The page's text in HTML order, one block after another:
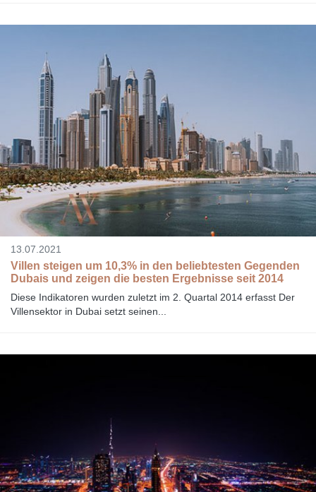
13.07.2021
Villen steigen um 10,3% in den beliebtesten Gegenden
Dubais und zeigen die besten Ergebnisse seit 2014
Diese Indikatoren wurden zuletzt im 2. Quartal 2014 erfasst Der
Villensektor in Dubai setzt seinen...